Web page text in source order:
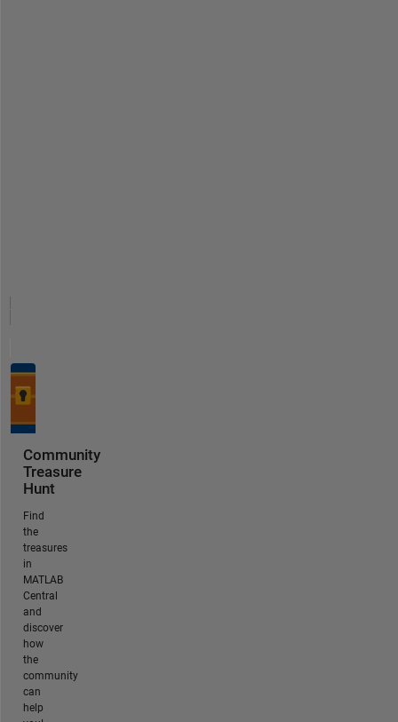
Community
Treasure
Hunt
Find
the
treasures
in
MATLAB
Central
and
discover
how
the
community
can
help